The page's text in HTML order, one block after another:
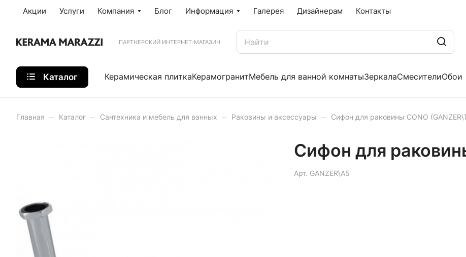
Акции Услуги Компания Блог Информация Галерея Дизайнерам Контакты
ПАРТНЕРСКИЙ ИНТЕРНЕТ-МАГАЗИН
Каталог Керамическая плиткаКерамогранитМебель для ванной комнатыЗеркалаСмесителиОбои
Главная – Каталог – Сантехника и мебель для ванных – Раковины и аксессуары – Сифон для раковины CONO
Сифон для
Арт. GANZER\A5